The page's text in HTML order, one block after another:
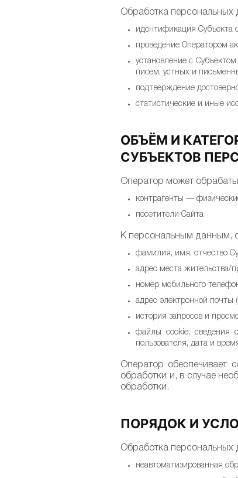
Обработка персональных
идентификация Субъекта
проведение Оператором
установление с
писем, устных и
подтверждение
статистические и иные
ОБЪЁМ И
СУБЪЕКТОВ
Оператор может
контрагенты —
посетители Сайта
К персональным данным,
фамилия, имя, отчество
адрес места жительства/
номер мобильного
адрес электронной почты
история запросов и
файлы cookie, сведения
пользователя, дата и
Оператор обеспечивает
обработки и, в случае
обработки.
ПОРЯДОК И
Обработка
неавтоматизированная